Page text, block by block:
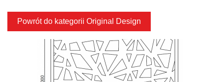
Powrót do kategorii Original Design